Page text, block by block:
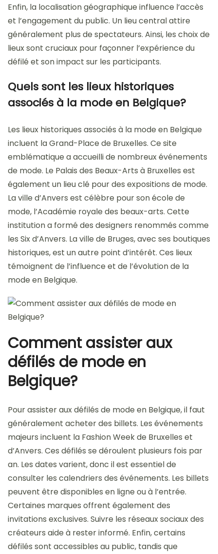
Enfin, la localisation géographique influence l’accès
et l’engagement du public. Un lieu central attire
généralement plus de spectateurs. Ainsi, les choix de
lieux sont cruciaux pour façonner l’expérience du
défilé et son impact sur les participants.
Quels sont les lieux historiques
associés à la mode en Belgique?
Les lieux historiques associés à la mode en Belgique
incluent la Grand-Place de Bruxelles. Ce site
emblématique a accueilli de nombreux événements
de mode. Le Palais des Beaux-Arts à Bruxelles est
également un lieu clé pour des expositions de mode.
La ville d’Anvers est célèbre pour son école de
mode, l’Académie royale des beaux-arts. Cette
institution a formé des designers renommés comme
les Six d’Anvers. La ville de Bruges, avec ses boutiques
historiques, est un autre point d’intérêt. Ces lieux
témoignent de l’influence et de l’évolution de la
mode en Belgique.
Comment assister aux
défilés de mode en
Belgique?
Pour assister aux défilés de mode en Belgique, il faut
généralement acheter des billets. Les événements
majeurs incluent la Fashion Week de Bruxelles et
d’Anvers. Ces défilés se déroulent plusieurs fois par
an. Les dates varient, donc il est essentiel de
consulter les calendriers des événements. Les billets
peuvent être disponibles en ligne ou à l’entrée.
Certaines marques offrent également des
invitations exclusives. Suivre les réseaux sociaux des
créateurs aide à rester informé. Enfin, certains
défilés sont accessibles au public, tandis que